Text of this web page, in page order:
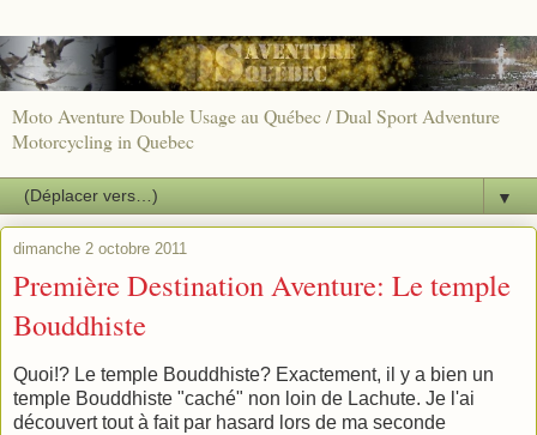
Moto Aventure Double Usage au Québec / Dual Sport Adventure
Motorcycling in Quebec
▼
dimanche 2 octobre 2011
Première Destination Aventure: Le temple
Bouddhiste
Quoi!? Le temple Bouddhiste? Exactement, il y a bien un
temple Bouddhiste "caché" non loin de Lachute. Je l'ai
découvert tout à fait par hasard lors de ma seconde